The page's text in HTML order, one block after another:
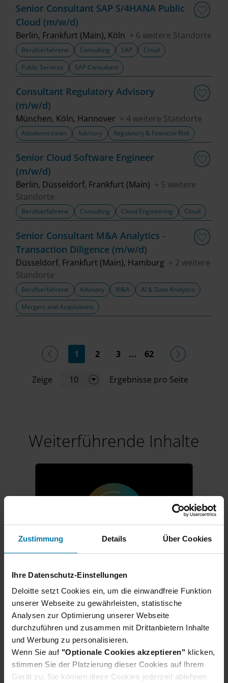
Zustimmung Details Über Cookies
Ihre Datenschutz-Einstellungen
Deloitte setzt Cookies ein, um die einwandfreie Funktion
unserer Webseite zu gewährleisten, statistische
Analysen zur Optimierung unserer Webseite
durchzuführen und zusammen mit Drittanbietern Inhalte
und Werbung zu personalisieren.
Wenn Sie auf "Optionale Cookies akzeptieren" klicken,
stimmen Sie der Platzierung dieser Cookies auf Ihrem
Gerät zu. Sie können diese Cookies jederzeit ablehnen
Senior Consultant SAP S/4HANA Public
Cloud (m/w/d)
Berlin, Frankfurt (Main), Köln + 6 weitere Standorte
Berufserfahrene Consulting SAP
Cloud
Public Services
SAP Consultant
Consultant Regulatory Advisory
(m/w/d)
München, Köln, Hannover + 4 weitere Standorte
Absolvent:innen Advisory Regulatory & Financial Risk
Senior Cloud Software Engineer
(m/w/d)
Berlin, Düsseldorf, Frankfurt (Main) + 5 weitere
Standorte
Berufserfahrene Consulting Cloud Engineering Cloud
Senior Consultant M&A Analytics -
Transaction Diligence (m/w/d)
Düsseldorf, Frankfurt (Main), Hamburg + 2 weitere
Standorte
Berufserfahrene Advisory M&A
AI & Data Analytics
Mergers and Acquisitions
1 (current)
2 3 ... 62
Zeige 10 Ergebnisse pro Seite
Weiterführende Inhalte
Ausbildung & duales
Studium 2027
Direkt nach dem Schulabschluss
in der Berufswelt durchstarten?
Wir bilden deutschlandweit aus:
Ob eine praxisnahe Ausbildung,
ein duales Studium oder eine